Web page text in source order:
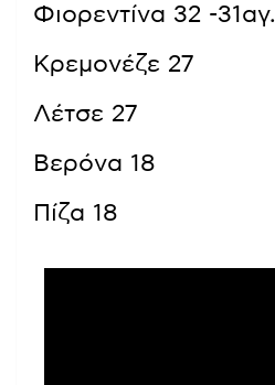
Φιορεντίνα 32 -31αγ.
Κρεμονέζε 27
Λέτσε 27
Βερόνα 18
Πίζα 18